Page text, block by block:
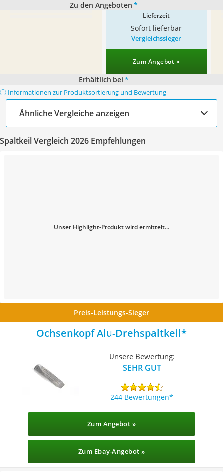
Zu den Angeboten *
Lieferzeit
Sofort lieferbar
Vergleichssieger
Zum Angebot »
Erhältlich bei *
ⓘ Informationen zur Produktsortierung und Bewertung
Ähnliche Vergleiche anzeigen
Spaltkeil Vergleich 2026 Empfehlungen
Unser Highlight-Produkt wird ermittelt...
Preis-Leistungs-Sieger
Ochsenkopf Alu-Drehspaltkeil
Unsere Bewertung:
SEHR GUT
244 Bewertungen
Zum Angebot »
Zum Ebay-Angebot »